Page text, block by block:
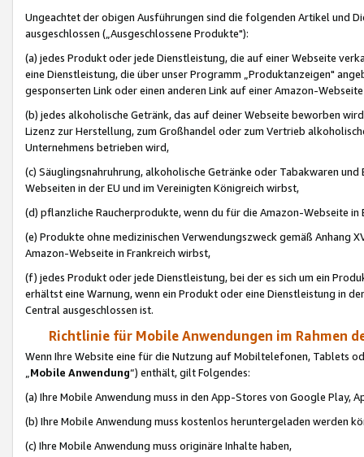
Ungeachtet der obigen Ausführungen sind die folgenden Artikel und
ausgeschlossen („Ausgeschlossene Produkte"):
(a) jedes Produkt oder jede Dienstleistung, die auf einer Webseite
eine Dienstleistung, die über unser Programm „Produktanzeigen"
gesponserten Link oder einen anderen Link auf einer Amazon-
(b) jedes alkoholische Getränk, das auf deiner Webseite beworben
Lizenz zur Herstellung, zum Großhandel oder zum Vertrieb
Unternehmens betrieben wird,
(c) Säuglingsnahruhrung, alkoholische Getränke oder Tabakwaren
Webseiten in der EU und im Vereinigten Königreich wirbst,
(d) pflanzliche Raucherprodukte, wenn du für die Amazon-Webseite in
(e) Produkte ohne medizinischen Verwendungszweck gemäß Anhang
Amazon-Webseite in Frankreich wirbst,
(f) jedes Produkt oder jede Dienstleistung, bei der es sich um ein
erhältst eine Warnung, wenn ein Produkt oder eine Dienstleistung in
Central ausgeschlossen ist.
Richtlinie für Mobile Anwendungen im Rahmen
Wenn Ihre Website eine für die Nutzung auf Mobiltelefonen, Tablets
„Mobile Anwendung“) enthält, gilt Folgendes:
(a) Ihre Mobile Anwendung muss in den App-Stores von Google Play,
(b) Ihre Mobile Anwendung muss kostenlos heruntergeladen werden
(c) Ihre Mobile Anwendung muss originäre Inhalte haben,